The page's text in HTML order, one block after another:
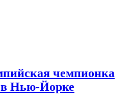
чемпионка
в Нью-Йорке